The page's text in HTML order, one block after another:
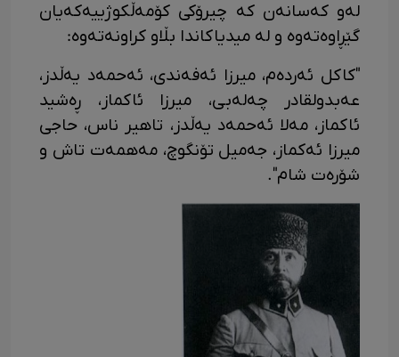
لەو کەسانەن کە چیرۆکی کۆمەڵکوژییەکەیان
گێڕاوەتەوە و لە میدیاکاندا بڵاو کراونەتەوە:
"کاکل ئەردەم، میرزا ئەفەندی، ئەحمەد یەڵدز،
عەبدولقادر چەلەبی، میرزا ئاکماز، ڕەشید
ئاکماز، مەلا ئەحمەد یەڵدز، تاهیر ناس، حاجی
میرزا ئەکماز، جەمیل تۆنگوچ، مەهمەت تاش و
شۆرەت شام".